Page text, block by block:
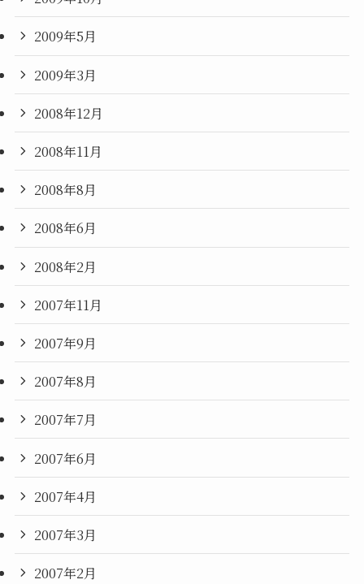
2009年5月
2009年3月
2008年12月
2008年11月
2008年8月
2008年6月
2008年2月
2007年11月
2007年9月
2007年8月
2007年7月
2007年6月
2007年4月
2007年3月
2007年2月